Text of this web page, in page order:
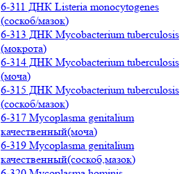
6-311 ДНК Listeria monocytogenes
(соскоб/мазок)
6-313 ДНК Mycobacterium tuberculosis
(мокрота)
6-314 ДНК Mycobacterium tuberculosis
(моча)
6-315 ДНК Mycobacterium tuberculosis
(соскоб/мазок)
6-317 Mycoplasma genitalium
качественный(моча)
6-319 Mycoplasma genitalium
качественный(соскоб,мазок)